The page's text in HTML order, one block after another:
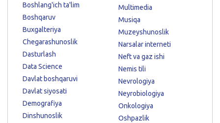
Boshlang'ich ta'lim
Boshqaruv
Buxgalteriya
Chegarashunoslik
Dasturlash
Data Science
Davlat boshqaruvi
Davlat siyosati
Demografiya
Dinshunoslik
Multimedia
Musiqa
Muzeyshunoslik
Narsalar interneti
Neft va gaz ishi
Nemis tili
Nevrologiya
Neyrobiologiya
Onkologiya
Oshpazlik